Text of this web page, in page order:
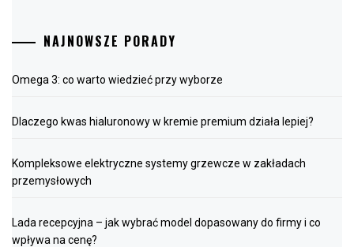
NAJNOWSZE PORADY
Omega 3: co warto wiedzieć przy wyborze
Dlaczego kwas hialuronowy w kremie premium działa lepiej?
Kompleksowe elektryczne systemy grzewcze w zakładach
przemysłowych
Lada recepcyjna – jak wybrać model dopasowany do firmy i co
wpływa na cenę?